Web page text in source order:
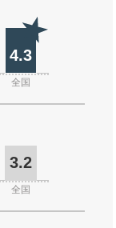
4.3
全国
3.2
全国